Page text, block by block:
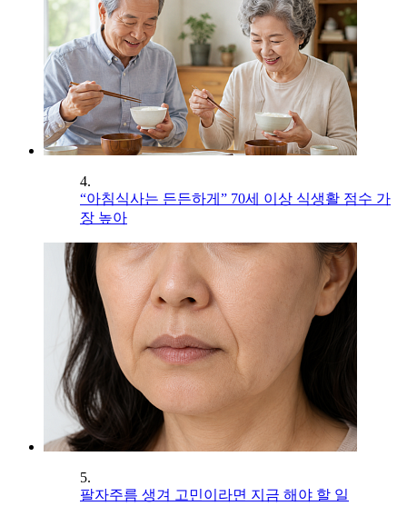
4.
“아침식사는 든든하게” 70세 이상 식생활 점수 가
장 높아
5.
팔자주름 생겨 고민이라면 지금 해야 할 일